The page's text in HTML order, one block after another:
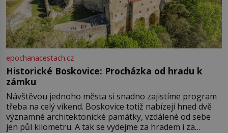
epochanacestach.cz
Historické Boskovice: Procházka od hradu k
zámku
Návštěvou jednoho města si snadno zajistíme program
třeba na celý víkend. Boskovice totiž nabízejí hned dvě
významné architektonické památky, vzdálené od sebe
jen půl kilometru. A tak se vydejme za hradem i za